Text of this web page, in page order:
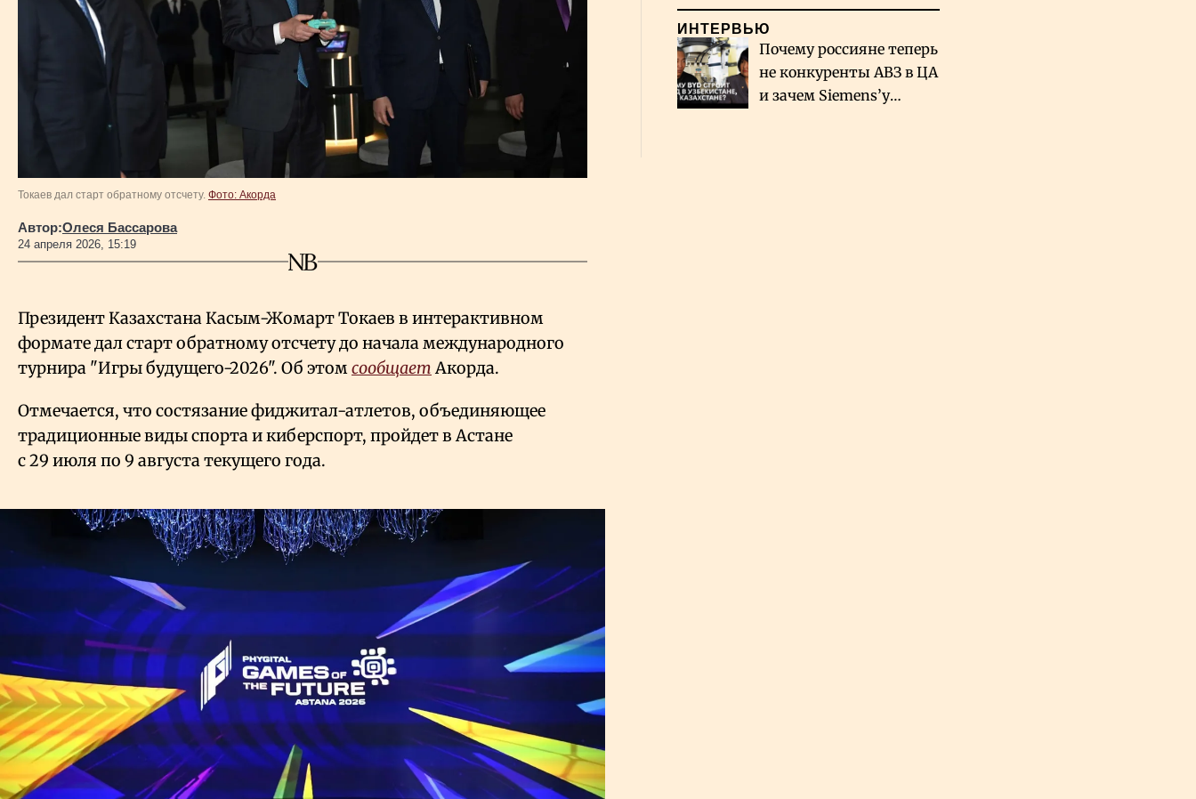
Геополитика
Life & Arts
Все новости
Токаев дал старт обратному отсчету. Фото: Акорда
Автор:Олеся Бассарова
24 апреля 2026, 15:19
Президент Казахстана Касым-Жомарт Токаев в интерактивном
формате дал старт обратному отсчету до начала международного
турнира "Игры будущего-2026". Об этомсообщаетАкорда.
Отмечается, что состязание фиджитал-атлетов, объединяющее
традиционные виды спорта и киберспорт, пройдет в Астане
с 29 июля по 9 августа текущего года.
ИНТЕРВЬЮ
Почему россияне теперь
не конкуренты АВЗ в ЦА
и зачем Siemens’у